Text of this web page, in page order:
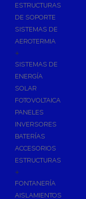
ESTRUCTURAS
DE SOPORTE
SISTEMAS DE
AEROTERMIA
+
SISTEMAS DE
ENERGÍA
SOLAR
FOTOVOLTAICA
PANELES
INVERSORES
BATERÍAS
ACCESORIOS
ESTRUCTURAS
+
FONTANERÍA
AISLAMIENTOS